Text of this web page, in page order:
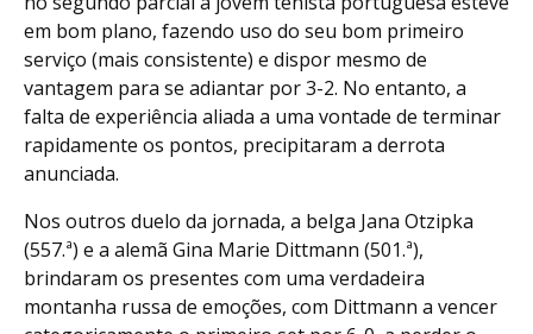
em bom plano, fazendo uso do seu bom primeiro
serviço (mais consistente) e dispor mesmo de
vantagem para se adiantar por 3-2. No entanto, a
falta de experiência aliada a uma vontade de terminar
rapidamente os pontos, precipitaram a derrota
anunciada.
Nos outros duelo da jornada, a belga Jana Otzipka
(557.ª) e a alemã Gina Marie Dittmann (501.ª),
brindaram os presentes com uma verdadeira
montanha russa de emoções, com Dittmann a vencer